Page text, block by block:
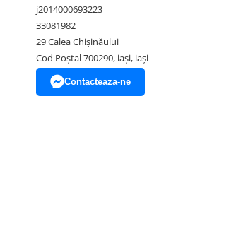
j2014000693223
33081982
29 Calea Chișinăului
Cod Poștal 700290, iași, iași
Contacteaza-ne